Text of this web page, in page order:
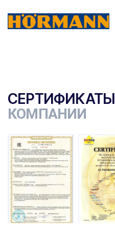
СЕРТИФИКАТЫ
КОМПАНИИ